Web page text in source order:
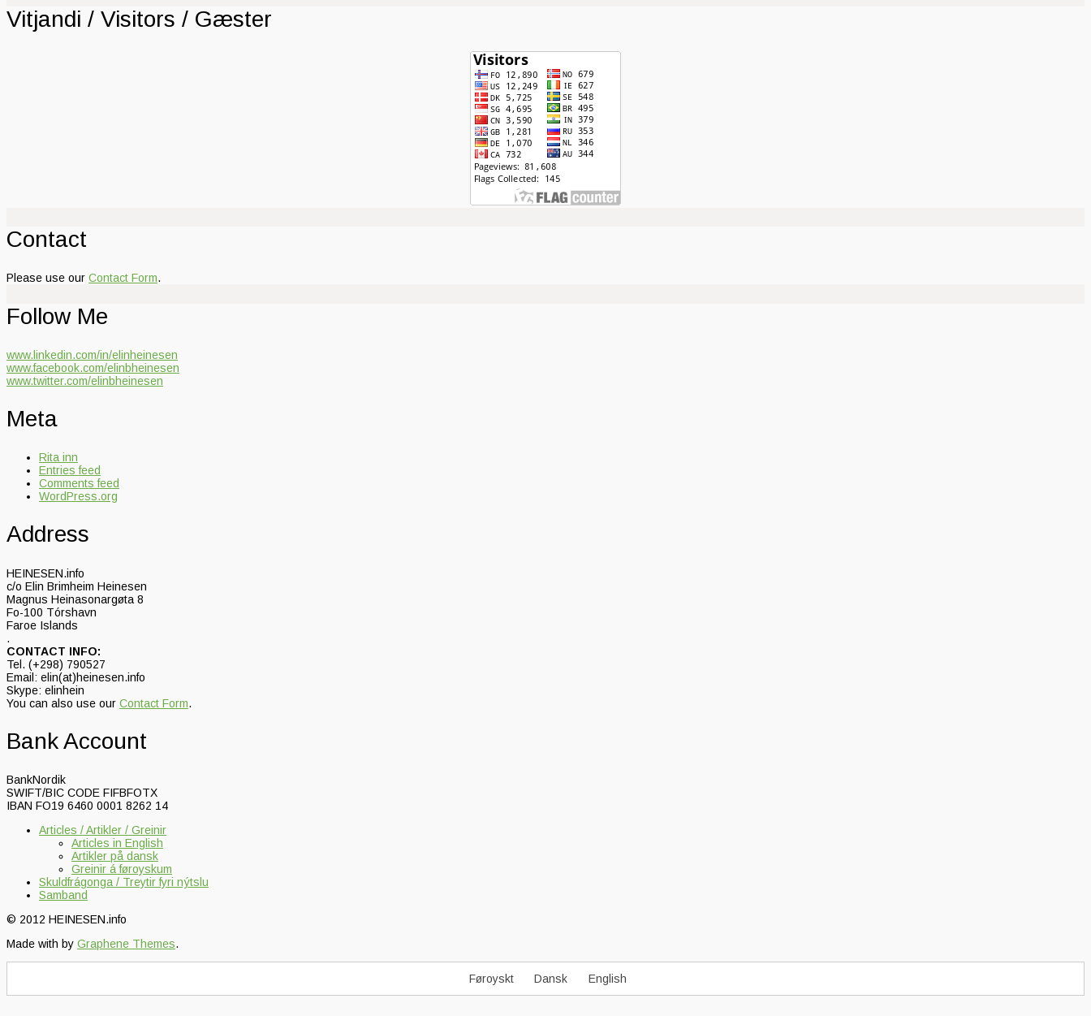
Vitjandi / Visitors / Gæster
Contact
Please use our Contact Form.
Follow Me
www.linkedin.com/in/elinheinesen
www.facebook.com/elinbheinesen
www.twitter.com/elinbheinesen
Meta
Rita inn
Entries feed
Comments feed
WordPress.org
Address
HEINESEN.info
c/o Elin Brimheim Heinesen
Magnus Heinasonargøta 8
Fo-100 Tórshavn
Faroe Islands
.
CONTACT INFO:
Tel. (+298) 790527
Email: elin(at)heinesen.info
Skype: elinhein
You can also use our Contact Form.
Bank Account
BankNordik
SWIFT/BIC CODE FIFBFOTX
IBAN FO19 6460 0001 8262 14
Articles / Artikler / Greinir
Articles in English
Artikler på dansk
Greinir á føroyskum
Skuldfrágonga / Treytir fyri nýtslu
Samband
© 2012 HEINESEN.info
Made with by Graphene Themes.
Føroyskt Dansk English